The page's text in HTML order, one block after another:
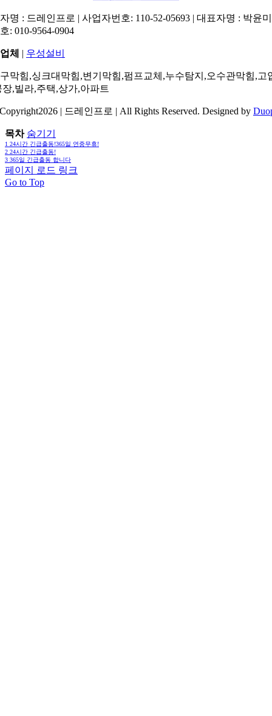
명 : 드레인프로 | 사업자번호: 110-52-05693 | 대표자명 : 박윤
: 010-9564-0904
체 | 우성설비
막힘,싱크대막힘,변기막힘,펌프교체,누수탐지,오수관막힘,고
장,빌라,주택,상가,아파트
| 드레인프로 | All Rights Reserved. Designed by
목차 숨기기
1 24시간 긴급출동!365일 연중무휴!
2 24시간 긴급출동!
3 365일 긴급출동 합니다
페이지 로드 링크
Go to Top